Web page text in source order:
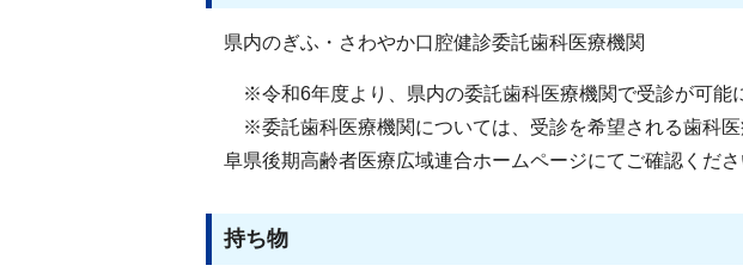
県内のぎふ・さわやか口腔健診委託歯科医療機関
※令和6年度より、県内の委託歯科医療機関で受診が可能
※委託歯科医療機関については、受診を希望される歯科
阜県後期高齢者医療広域連合ホームページにてご確認くださ
持ち物